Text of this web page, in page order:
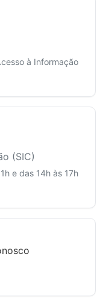
à Informação
(SIC)
e das 14h às 17h